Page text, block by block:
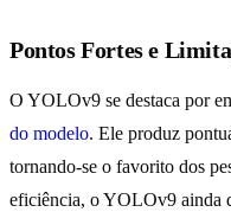
Pontos Fortes e
O YOLOv9 se destaca por
do modelo. Ele produz
tornando-se o favorito dos
eficiência, o YOLOv9 ainda